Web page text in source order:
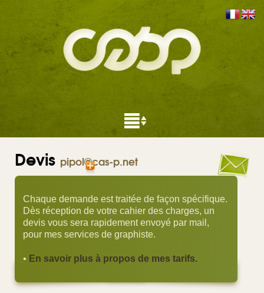
Devis pipol@cas-p.net
Chaque demande est traitée de façon spécifique.
Dès réception de votre cahier des charges, un
devis vous sera rapidement envoyé par mail,
pour mes services de graphiste.
• En savoir plus à propos de mes tarifs.